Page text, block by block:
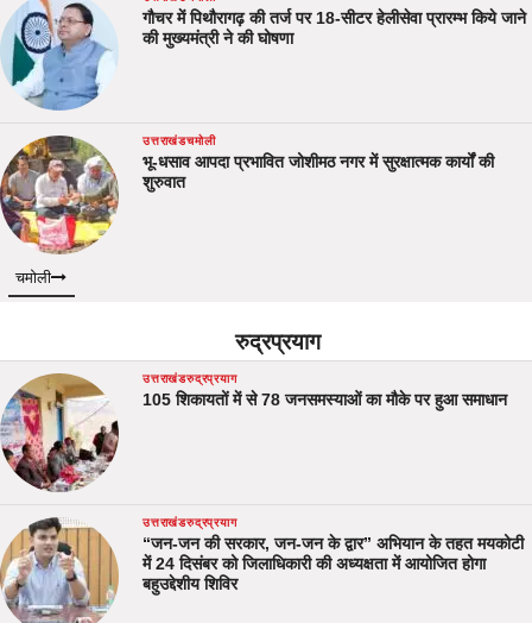
गौचर में पिथौरागढ़ की तर्ज पर 18-सीटर हेलीसेवा प्रारम्भ किये जाने
की मुख्यमंत्री ने की घोषणा
उत्तराखंडचमोली
भू-धसाव आपदा प्रभावित जोशीमठ नगर में सुरक्षात्मक कार्यों की
शुरुवात
चमोली
रुद्रप्रयाग
उत्तराखंडरुद्रप्रयाग
105 शिकायतों में से 78 जनसमस्याओं का मौके पर हुआ समाधान
उत्तराखंडरुद्रप्रयाग
“जन-जन की सरकार, जन-जन के द्वार” अभियान के तहत मयकोटी
में 24 दिसंबर को जिलाधिकारी की अध्यक्षता में आयोजित होगा
बहुउद्देशीय शिविर